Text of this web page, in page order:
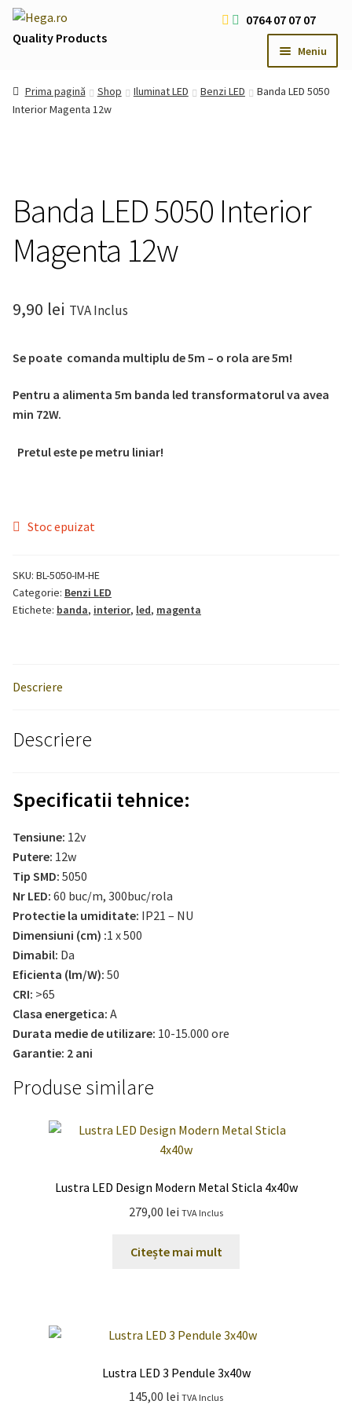
Sari
la
Sari
la
Quality Products
0764 07 07 07
Meniu
Cum platesc
meniul
Iluminat LED
Iluminat Arhitectural & Biserici
Prima pagină Shop Iluminat LED Benzi LED
Banda LED 5050
Interior Magenta 12w
Banda LED 5050 Interior
Magenta 12w
9,90 lei TVA Inclus
Se poate comanda multiplu de 5m – o rola are 5m!
Pentru a alimenta 5m banda led transformatorul va avea
min 72W.
Pretul este pe metru liniar!
Stoc epuizat
SKU: BL-5050-IM-HE
Categorie: Benzi LED
Etichete: banda, interior, led, magenta
Descriere
Descriere
Specificatii tehnice:
Tensiune: 12v
Putere: 12w
Tip SMD: 5050
Nr LED: 60 buc/m, 300buc/rola
Protectie la umiditate: IP21 – NU
Dimensiuni (cm) :1 x 500
Dimabil: Da
Eficienta (lm/W): 50
CRI: >65
Clasa energetica: A
Durata medie de utilizare: 10-15.000 ore
Garantie: 2 ani
Produse similare
Lustra LED Design Modern Metal Sticla 4x40w
279,00 lei TVA Inclus
Citește mai mult
Lustra LED 3 Pendule 3x40w
145,00 lei TVA Inclus